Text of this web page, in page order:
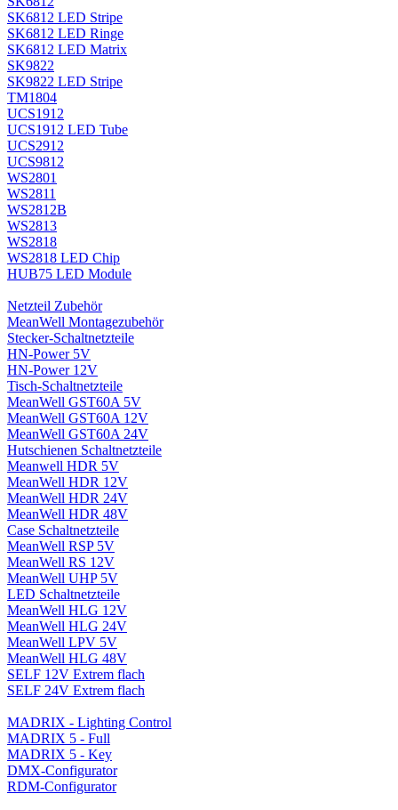
SK6812 LED Stripe
SK6812 LED Ringe
SK6812 LED Matrix
SK9822
SK9822 LED Stripe
TM1804
UCS1912
UCS1912 LED Tube
UCS2912
UCS9812
WS2801
WS2811
WS2812B
WS2813
WS2818
WS2818 LED Chip
HUB75 LED Module
Netzteil Zubehör
MeanWell Montagezubehör
Stecker-Schaltnetzteile
HN-Power 5V
HN-Power 12V
Tisch-Schaltnetzteile
MeanWell GST60A 5V
MeanWell GST60A 12V
MeanWell GST60A 24V
Hutschienen Schaltnetzteile
Meanwell HDR 5V
MeanWell HDR 12V
MeanWell HDR 24V
MeanWell HDR 48V
Case Schaltnetzteile
MeanWell RSP 5V
MeanWell RS 12V
MeanWell UHP 5V
LED Schaltnetzteile
MeanWell HLG 12V
MeanWell HLG 24V
MeanWell LPV 5V
MeanWell HLG 48V
SELF 12V Extrem flach
SELF 24V Extrem flach
MADRIX - Lighting Control
MADRIX 5 - Full
MADRIX 5 - Key
DMX-Configurator
RDM-Configurator